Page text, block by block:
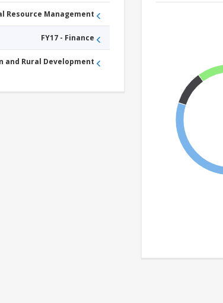
Resource Management
FY17 - Finance
and Rural Development